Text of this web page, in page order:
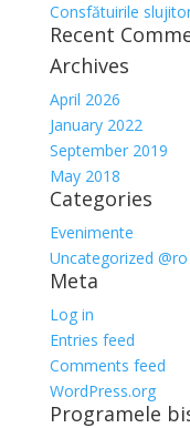
Consfătuirile
Recent
Archives
April 2026
January 2022
September 2019
May 2018
Categories
Evenimente
Uncategorized @ro
Meta
Log in
Entries feed
Comments feed
WordPress.org
Programele